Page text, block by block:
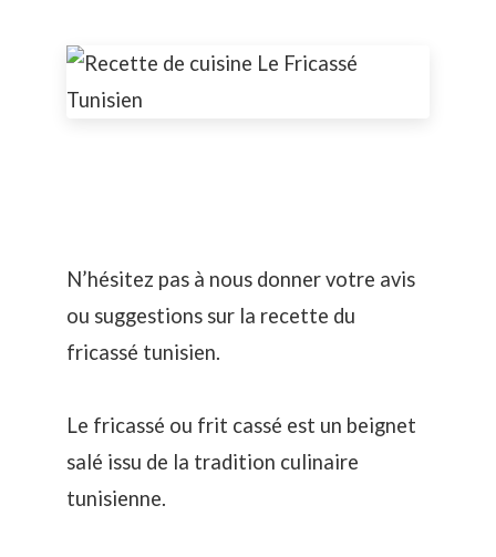
N’hésitez pas à nous donner votre avis
ou suggestions sur la recette du
fricassé tunisien.
Le fricassé ou frit cassé est un beignet
salé issu de la tradition culinaire
tunisienne.